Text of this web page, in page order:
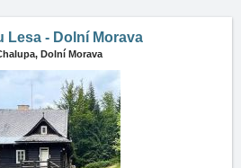
Lesa - Dolní Morava
Dolní Morava